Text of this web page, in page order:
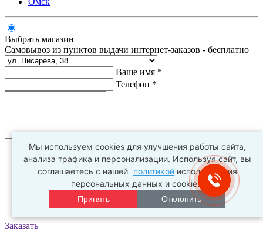
Выбрать магазин
Самовывоз из пунктов выдачи интернет-заказов - бесплатно
Ваше имя *
Телефон *
Заказать
Мы используем cookies для улучшения работы сайта,
анализа трафика и персонализации. Используя сайт, вы
соглашаетесь с нашей политикой использования
персональных данных и cookies.
Принять Отклонить